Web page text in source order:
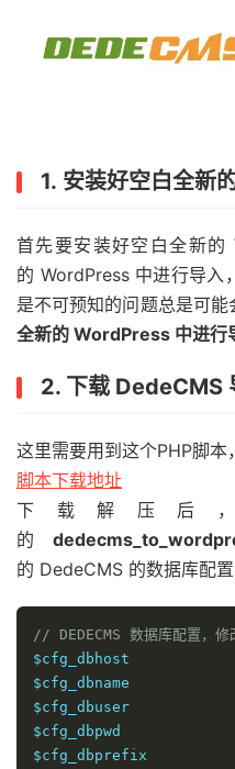
1. 安装好空白全新
首先要安装好空白全新的
的 WordPress 中进行导入
是不可预知的问题总是可
全新的 WordPress 中进行
2. 下载 DedeCMS
这里需要用到这个PHP脚本
脚本下载地址
下载解压后
的
的 DedeCMS 的数据库配置
// DEDECMS 数据库配置，修